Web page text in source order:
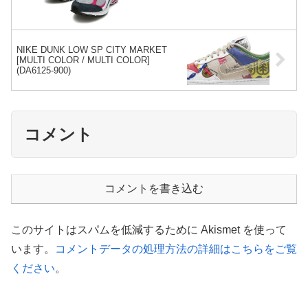
NIKE DUNK LOW SP CITY MARKET
[MULTI COLOR / MULTI COLOR]
(DA6125-900)
コメント
コメントを書き込む
このサイトはスパムを低減するために Akismet を使って
います。
コメントデータの処理方法の詳細はこちらをご覧
ください。